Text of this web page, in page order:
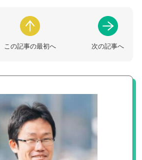
この記事の最初へ 次の記事へ